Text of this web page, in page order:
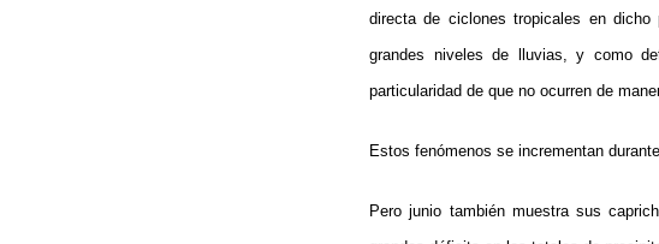
directa de ciclones tropicales en
grandes niveles de lluvias, y como
particularidad de que no ocurren de
Estos fenómenos se incrementan
Pero junio también muestra sus